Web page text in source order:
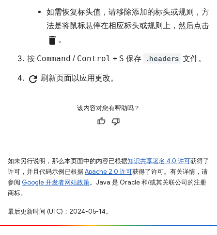
如需恢复标头值，请移除添加的标头或规则，方
法是将鼠标悬停在相应标头或规则上，然后点击
delete 。
按 Command / Control + S 保存 .headers 文件。
refresh 刷新页面以应用更改。
该内容对您有帮助吗？
如未另行说明，那么本页面中的内容已根据知识共享署名 4.0 许可获得了
许可，并且代码示例已根据Apache 2.0 许可获得了许可。有关详情，请
参阅 Google 开发者网站政策。Java 是 Oracle 和/或其关联公司的注册
商标。
最后更新时间 (UTC)：2024-05-14。